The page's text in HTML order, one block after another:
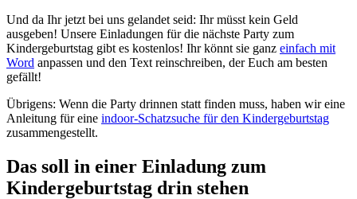
Und da Ihr jetzt bei uns gelandet seid: Ihr müsst kein Geld
ausgeben! Unsere Einladungen für die nächste Party zum
Kindergeburtstag gibt es kostenlos! Ihr könnt sie ganz einfach mit
Word anpassen und den Text reinschreiben, der Euch am besten
gefällt!
Übrigens: Wenn die Party drinnen statt finden muss, haben wir eine
Anleitung für eine indoor-Schatzsuche für den Kindergeburtstag
zusammengestellt.
Das soll in einer Einladung zum
Kindergeburtstag drin stehen